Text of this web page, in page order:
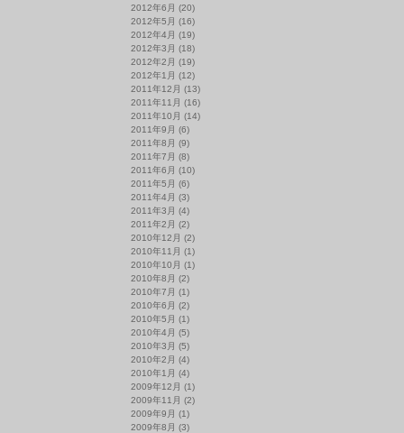
2012年6月 (20)
2012年5月 (16)
2012年4月 (19)
2012年3月 (18)
2012年2月 (19)
2012年1月 (12)
2011年12月 (13)
2011年11月 (16)
2011年10月 (14)
2011年9月 (6)
2011年8月 (9)
2011年7月 (8)
2011年6月 (10)
2011年5月 (6)
2011年4月 (3)
2011年3月 (4)
2011年2月 (2)
2010年12月 (2)
2010年11月 (1)
2010年10月 (1)
2010年8月 (2)
2010年7月 (1)
2010年6月 (2)
2010年5月 (1)
2010年4月 (5)
2010年3月 (5)
2010年2月 (4)
2010年1月 (4)
2009年12月 (1)
2009年11月 (2)
2009年9月 (1)
2009年8月 (3)